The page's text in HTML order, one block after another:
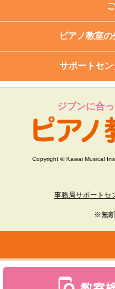
ピアノ教室
サポートセ
ジブンに合
Copyright © Kawai Musical
事務局サポートセ
※無断